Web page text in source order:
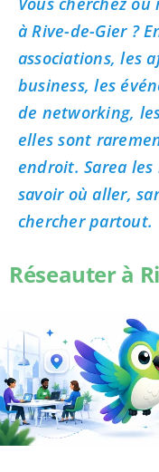
à Rive-de-Gier ?
associations, les
business, les
de networking,
elles sont
endroit. Sarea
savoir où aller,
chercher partout.
Réseauter à